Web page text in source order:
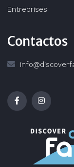
Entreprises
Contactos